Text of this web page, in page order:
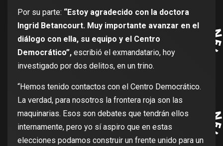
Por su parte: “Estoy agradecido con la doctora
Ingrid Betancourt. Muy importante avanzar en el
diálogo con ella, su equipo y el Centro
Democrático”, escribió el exmandatario, hoy
investigado por dos delitos, en un trino.
“Hemos tenido contactos con el Centro Democrático.
La verdad, para nosotros la frontera roja son las
maquinarias. Esos son debates que tendrán ellos
internamente, pero yo sí aspiro que en estas
elecciones podamos construir un frente unido para un